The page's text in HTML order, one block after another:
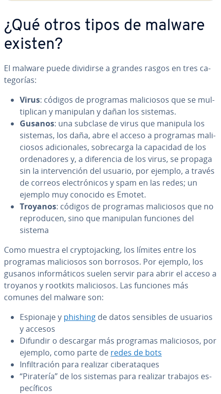
¿Qué otros tipos de malware
existen?
El malware puede dividirse a grandes rasgos en tres ca­
te­go­rías:
Virus: códigos de programas ma­li­cio­sos que se mu­l­
ti­pli­can y manipulan y dañan los sistemas.
Gusanos: una subclase de virus que manipula los
sistemas, los daña, abre el acceso a programas ma­li­
cio­sos adi­cio­na­les, so­bre­ca­r­ga la capacidad de los
or­de­na­do­res y, a di­fe­re­n­cia de los virus, se propaga
sin la in­te­r­ve­n­ción del usuario, por ejemplo, a través
de correos ele­c­tró­ni­cos y spam en las redes; un
ejemplo muy conocido es Emotet.
Troyanos: códigos de programas ma­li­cio­sos que no
re­pro­du­cen, sino que manipulan funciones del
sistema
Como muestra el cr­y­p­to­ja­c­ki­ng, los límites entre los
programas ma­li­cio­sos son borrosos. Por ejemplo, los
gusanos in­fo­r­má­ti­cos suelen servir para abrir el acceso a
troyanos y rootkits ma­li­cio­sos. Las funciones más
comunes del malware son:
Espionaje y phishing de datos sensibles de usuarios
y accesos
Difundir o descargar más programas ma­li­cio­sos, por
ejemplo, como parte de redes de bots
In­fi­l­tra­ción para realizar ci­ber­ata­ques
“Piratería” de los sistemas para realizar trabajos es­
pe­cí­fi­cos